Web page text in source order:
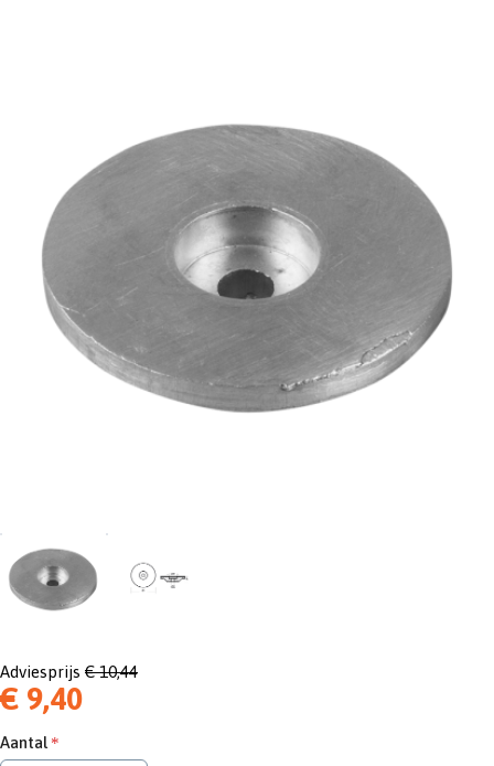
Adviesprijs € 10,44
€ 9,40
Aantal